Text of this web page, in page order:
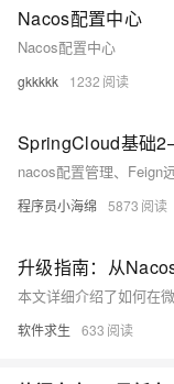
Nacos配置中心
Nacos配置中心
gkkkkk 1232
程序员小海绵 5873
软件求生 633